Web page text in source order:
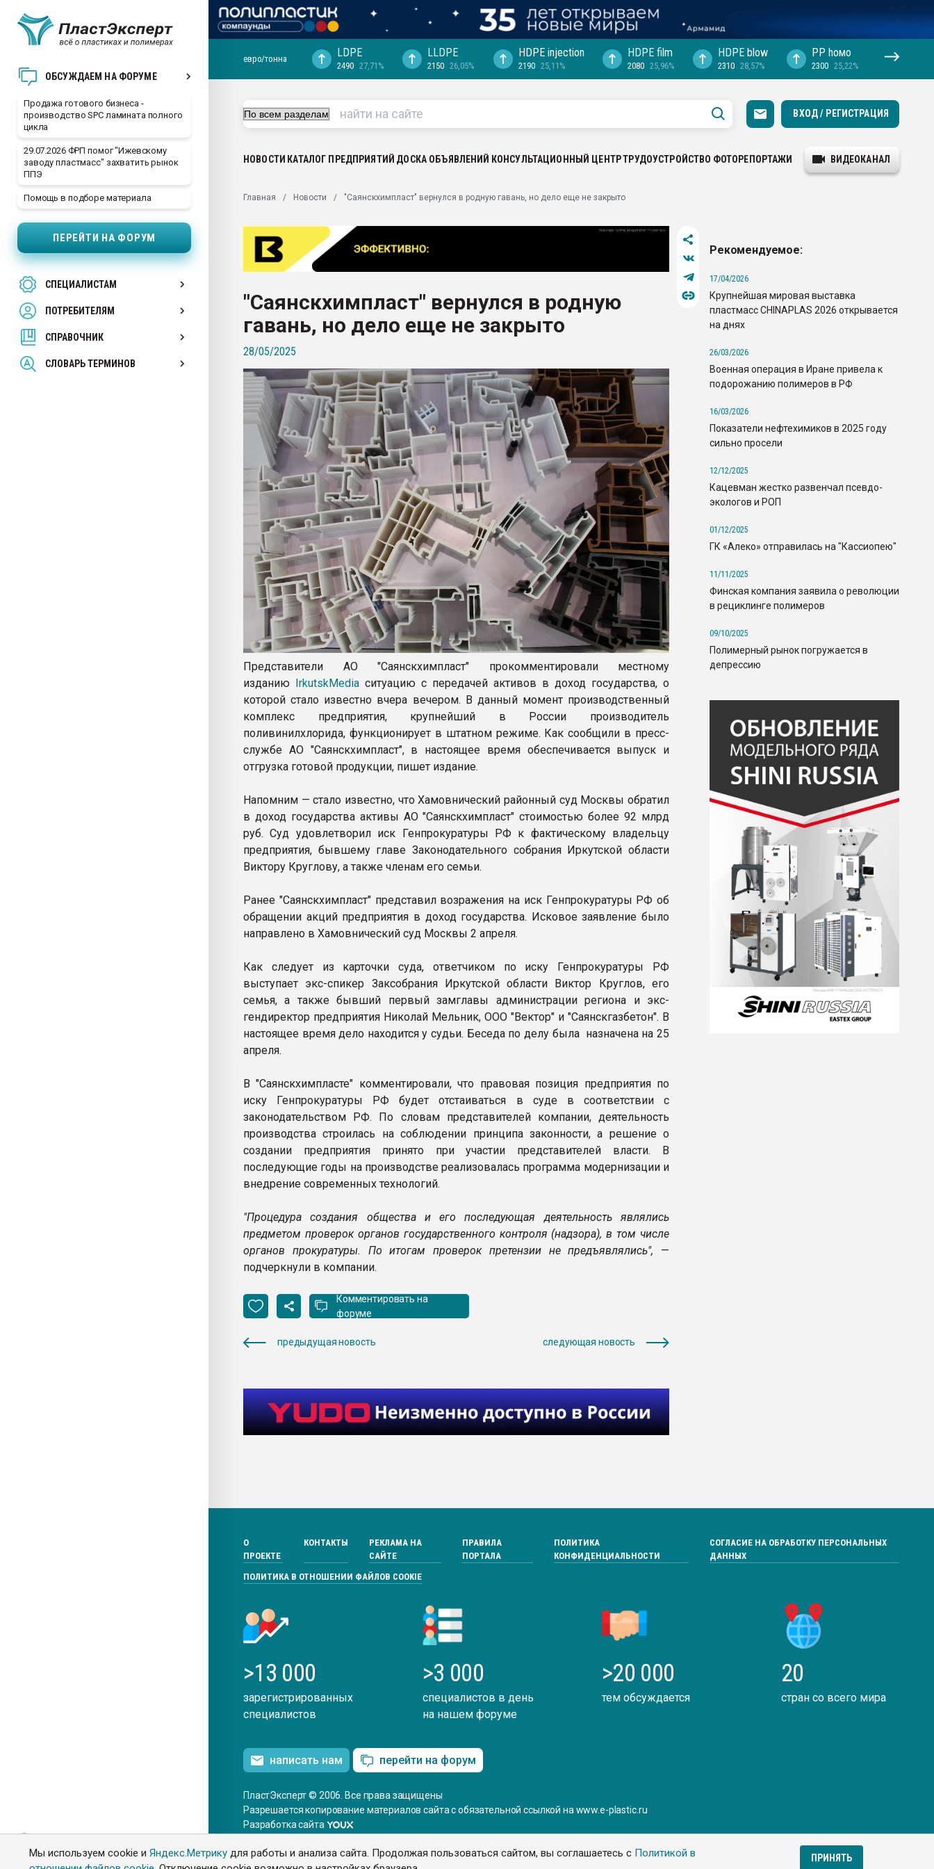
Мы используем cookie иЯндекс.Метрику для работы и анализа сайта. Продолжая пользоваться сайтом, вы соглашаетесь с Политикой в
ПРИНЯТЬ
ОБСУЖДАЕМ НА ФОРУМЕ
Продажа готового бизнеса -
производство SPC ламината полного
цикла
29.07.2026 ФРП помог "Ижевскому
заводу пластмасс" захватить рынок
ППЭ
Помощь в подборе материала
ПЕРЕЙТИ НА ФОРУМ
СПЕЦИАЛИСТАМ
ПОТРЕБИТЕЛЯМ
СПРАВОЧНИК
СЛОВАРЬ ТЕРМИНОВ
28.07.2026 "Технониколь" довольна
Всё, что касается выдува ПЭТ
Материал поверхности пуансона для
Продам отходы Композиция
поликарбоната и АБС-пластика
Armaloy PC/ABS-1IM черный цвет
Профильная литература. Продажа,
покупка, обмен
евро/тонна LDPE
2490 27,71%
LLDPE
2150 26,05%
HDPE injection
2190 25,11%
HDPE film
2080 25,96%
HDPE blow
2310 28,57%
PP hомо
2300 25,22%
ВХОД / РЕГИСТРАЦИЯ
НОВОСТИ КАТАЛОГ ПРЕДПРИЯТИЙ ДОСКА ОБЪЯВЛЕНИЙ КОНСУЛЬТАЦИОННЫЙ ЦЕНТРТРУДОУСТРОЙСТВО ФОТОРЕПОРТАЖИ ВИДЕОКАНАЛ
Главная Новости "Саянскхимпласт" вернулся в родную гавань, но дело еще не закрыто
"Саянскхимпласт" вернулся в родную
гавань, но дело еще не закрыто
28/05/2025
Представители АО "Саянскхимпласт" прокомментировали местному
изданию
IrkutskMedia ситуацию с передачей активов в доход государства, о
которой стало известно вчера вечером. В данный момент производственный
комплекс предприятия, крупнейший в России производитель
поливинилхлорида, функционирует в штатном режиме. Как сообщили в пресс-
службе АО "Саянскхимпласт", в настоящее время обеспечивается выпуск и
отгрузка готовой продукции, пишет издание.
Напомним — стало известно, что Хамовнический районный суд Москвы обратил
в доход государства активы АО "Саянскхимпласт" стоимостью более 92 млрд
руб. Суд удовлетворил иск Генпрокуратуры РФ к фактическому владельцу
предприятия, бывшему главе Законодательного собрания Иркутской области
Виктору Круглову, а также членам его семьи.
Ранее "Саянскхимпласт" представил возражения на иск Генпрокуратуры РФ об
обращении акций предприятия в доход государства. Исковое заявление было
направлено в Хамовнический суд Москвы 2 апреля.
Как следует из карточки суда, ответчиком по иску Генпрокуратуры РФ
выступает экс-спикер Заксобрания Иркутской области Виктор Круглов, его
семья, а также бывший первый замглавы администрации региона и экс-
гендиректор предприятия Николай Мельник, ООО "Вектор" и "Саянскгазбетон". В
настоящее время дело находится у судьи. Беседа по делу была назначена на 25
апреля.
В "Саянскхимпласте" комментировали, что правовая позиция предприятия по
иску Генпрокуратуры РФ будет отстаиваться в суде в соответствии с
законодательством РФ. По словам представителей компании, деятельность
производства строилась на соблюдении принципа законности, а решение о
создании предприятия принято при участии представителей власти. В
последующие годы на производстве реализовалась программа модернизации и
внедрение современных технологий.
"Процедура создания общества и его последующая деятельность являлись
предметом проверок органов государственного контроля (надзора), в том числе
органов прокуратуры. По итогам проверок претензии не предъявлялись", —
подчеркнули в компании.
Комментировать на
форуме
предыдущая новость следующая новость
Рекомендуемое:
17/04/2026
Крупнейшая мировая выставка
пластмасс CHINAPLAS 2026 открывается
на днях
26/03/2026
Военная операция в Иране привела к
подорожанию полимеров в РФ
16/03/2026
Показатели нефтехимиков в 2025 году
сильно просели
12/12/2025
Кацевман жестко развенчал псевдо-
экологов и РОП
01/12/2025
ГК «Алеко» отправилась на "Кассиопею"
11/11/2025
Финская компания заявила о революции
в рециклинге полимеров
09/10/2025
Полимерный рынок погружается в
депрессию
О
ПРОЕКТЕ
КОНТАКТЫ
РЕКЛАМА НА
САЙТЕ
ПРАВИЛА
ПОРТАЛА
ПОЛИТИКА
КОНФИДЕНЦИАЛЬНОСТИ
СОГЛАСИЕ НА ОБРАБОТКУ ПЕРСОНАЛЬНЫХ
ДАННЫХ
ПОЛИТИКА В ОТНОШЕНИИ ФАЙЛОВ COOKIE
>13 000
зарегистрированных
специалистов
>3 000
специалистов в день
на нашем форуме
>20 000
тем обсуждается
20
стран со всего мира
написать нам перейти на форум
ПластЭксперт © 2006. Все права защищены
Разрешается копирование материалов сайта с обязательной ссылкой на www.e-plastic.ru
Разработка сайта